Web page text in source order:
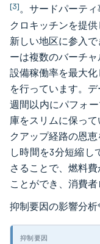
[3]。サードパーテ
クロキッチンを提
新しい地区に参入
ーは複数のバーチャ
設備稼働率を最大
を行っています。
週間以内にパフォ
庫をスリムに保っ
クアップ経路の恩
し時間を3分短縮し
さることで、燃料
ことができ、消費者
抑制要因の影響分析